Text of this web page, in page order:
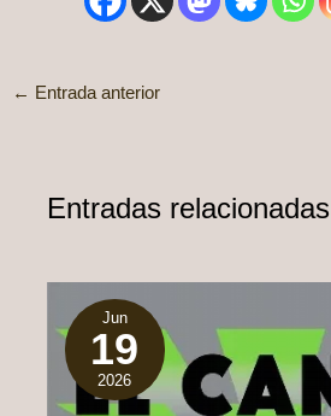
← Entrada anterior
Entradas relacionadas
Jun
19
2026